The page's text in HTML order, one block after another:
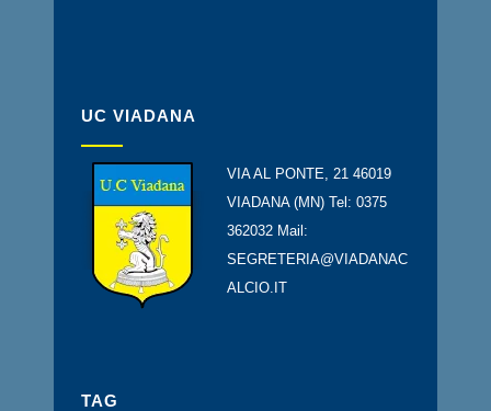
UC VIADANA
VIA AL PONTE, 21 46019
VIADANA (MN) Tel: 0375
362032 Mail:
SEGRETERIA@VIADANAC
ALCIO.IT
TAG